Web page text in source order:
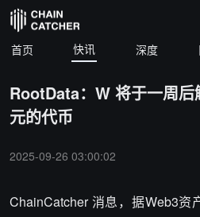
首页 快讯 深度
RootData：W 将于一周
元的代币
2025-09-26 03:00:02
ChainCatcher 消息，据Web3资